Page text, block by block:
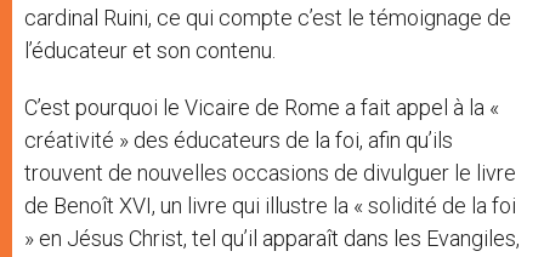
cardinal Ruini, ce qui compte c’est le témoignage de
l’éducateur et son contenu.
C’est pourquoi le Vicaire de Rome a fait appel à la «
créativité » des éducateurs de la foi, afin qu’ils
trouvent de nouvelles occasions de divulguer le livre
de Benoît XVI, un livre qui illustre la « solidité de la foi
» en Jésus Christ, tel qu’il apparaît dans les Evangiles,